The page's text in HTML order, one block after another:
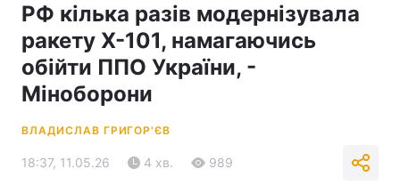
РФ кілька разів модернізувала
ракету Х-101, намагаючись
обійти ППО України, -
Міноборони
ВЛАДИСЛАВ ГРИГОР'ЄВ
18:37, 11.05.26 4 хв. 989